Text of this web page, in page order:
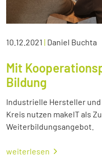
10.12.2021 | Daniel Buchta
Mit
Bildung
Industrielle Hersteller und
Kreis nutzen makeIT als
Weiterbildungsangebot.
weiterlesen